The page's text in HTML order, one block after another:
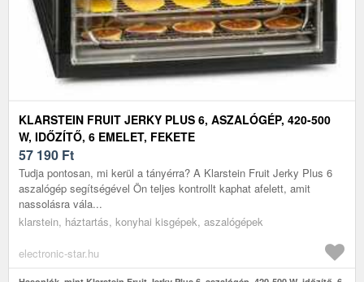
KLARSTEIN FRUIT JERKY PLUS 6, ASZALÓGÉP, 420-500
W, IDŐZÍTŐ, 6 EMELET, FEKETE
57 190 Ft
Tudja pontosan, mi kerül a tányérra? A Klarstein Fruit Jerky Plus 6
aszalógép segítségével Ön teljes kontrollt kaphat afelett, amit
nassolásra vála...
klarstein, háztartás, konyhai kisgépek, aszalógépek
electronic-star.hu